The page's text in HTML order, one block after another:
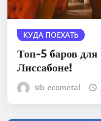
КУДА ПОЕХАТЬ
Топ-5 баров для
Лиссабоне!
sib_ecometal